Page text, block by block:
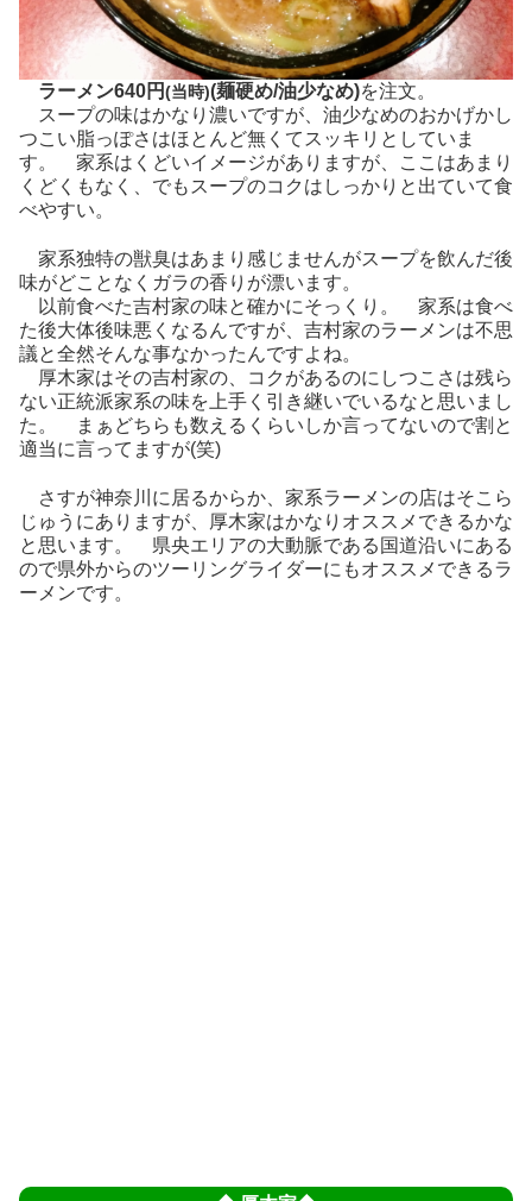
ラーメン640円(当時)(麺硬め/油少なめ)を注文。
スープの味はかなり濃いですが、油少なめのおかげかし
つこい脂っぽさはほとんど無くてスッキリとしていま
す。 家系はくどいイメージがありますが、ここはあまり
くどくもなく、でもスープのコクはしっかりと出ていて食
べやすい。
家系独特の獣臭はあまり感じませんがスープを飲んだ後
味がどことなくガラの香りが漂います。
以前食べた吉村家の味と確かにそっくり。 家系は食べ
た後大体後味悪くなるんですが、吉村家のラーメンは不思
議と全然そんな事なかったんですよね。
厚木家はその吉村家の、コクがあるのにしつこさは残ら
ない正統派家系の味を上手く引き継いでいるなと思いまし
た。 まぁどちらも数えるくらいしか言ってないので割と
適当に言ってますが(笑)
さすが神奈川に居るからか、家系ラーメンの店はそこら
じゅうにありますが、厚木家はかなりオススメできるかな
と思います。 県央エリアの大動脈である国道沿いにある
ので県外からのツーリングライダーにもオススメできるラ
ーメンです。